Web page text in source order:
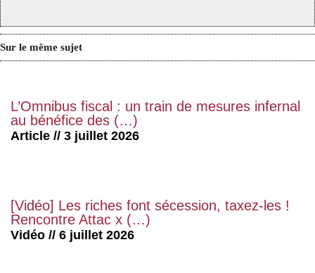
Sur le même sujet
L’Omnibus fiscal : un train de mesures infernal
au bénéfice des (…)
Article // 3 juillet 2026
[Vidéo] Les riches font sécession, taxez-les !
Rencontre Attac x (…)
Vidéo // 6 juillet 2026